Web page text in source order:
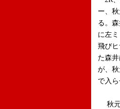
ー、
る。
に左
飛び
た森
が、
で入ら
秋元